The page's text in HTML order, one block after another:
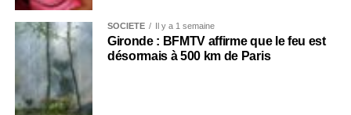
SOCIÉTÉ Il y a 1 semaine
Gironde : BFMTV affirme que le feu est
désormais à 500 km de Paris